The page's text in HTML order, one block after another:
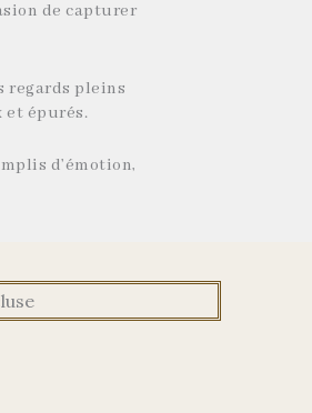
de capturer
regards pleins
et épurés.
d’émotion,